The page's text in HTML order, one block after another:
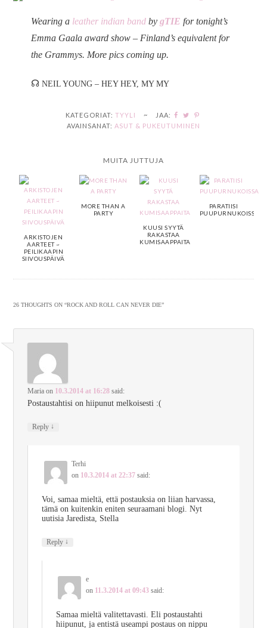
Wearing a leather indian band bygTIE for tonight’s
Emma Gaala award show – Finland’s equivalent for
the Grammys. More pics coming up.
☊NEIL YOUNG – HEY HEY, MY MY
KATEGORIAT: TYYLI ~
JAA:
AVAINSANAT: ASUT & PUKEUTUMINEN
MUITA JUTTUJA
ARKISTOJEN
AARTEET ~
PEILIKAAPIN
SIIVOUSPÄIVÄ
MORE THAN A
PARTY
KUUSI SYYTÄ
RAKASTAA
KUMISAAPPAITA
PARATIISI
PUUPURNUKOISSA
26 THOUGHTS ON “ROCK AND ROLL CAN NEVER DIE”
Maria on 10.3.2014 at 16:28 said:
Postaustahtisi on hiipunut melkoisesti :(
Reply ↓
Terhi
on 10.3.2014 at 22:37 said:
Voi, samaa mieltä, että postauksia on liian harvassa,
tämä on kuitenkin eniten seuraamani blogi. Nyt
uutisia Jaredista, Stella
Reply ↓
e
on 11.3.2014 at 09:43 said:
Samaa mieltä valitettavasti. Eli postaustahti
hiipunut, ja entistä useampi postaus on nippu